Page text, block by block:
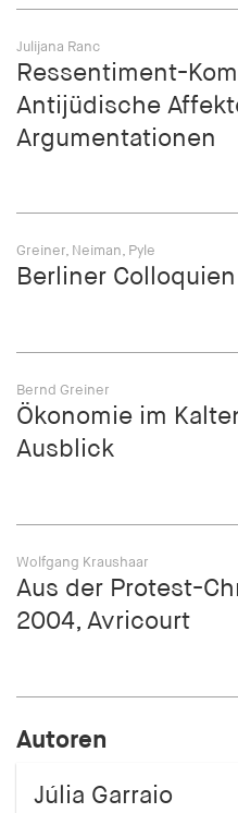
Julijana Ranc
Ressentiment-
Antijüdische
Argumentationen
Greiner, Neiman, Pyle
Berliner
Bernd Greiner
Ökonomie im
Ausblick
Wolfgang Kraushaar
Aus der Protest-
2004, Avricourt
Autoren
Júlia Garraio